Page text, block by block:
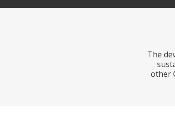
The
other